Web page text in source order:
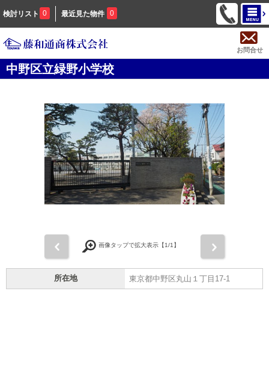
検討リスト 0 最近見た物件 0
お問合せ
中野区立緑野小学校
画像タップで拡大表示【1/1】
所在地 東京都中野区丸山１丁目17-1